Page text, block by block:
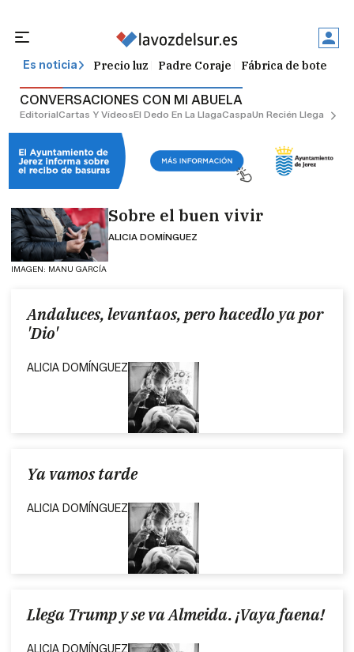
Es noticia Precio luz Padre Coraje Fábrica de botellas
CONVERSACIONES CON MI ABUELA
EditorialCartas Y VídeosEl Dedo En La LlagaCaspaUn Recién Llegado
IMAGEN: MANU GARCÍA
Sobre el buen vivir
ALICIA DOMÍNGUEZ
Andaluces, levantaos, pero hacedlo ya por
'Dio'
ALICIA DOMÍNGUEZ
Ya vamos tarde
ALICIA DOMÍNGUEZ
Llega Trump y se va Almeida. ¡Vaya faena!